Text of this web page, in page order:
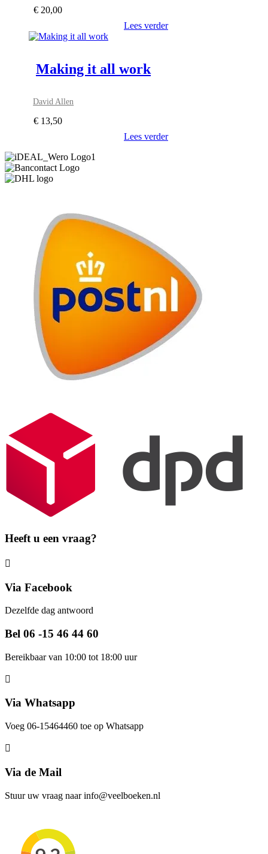
€ 20,00
Lees verder
Making it all work
David Allen
€ 13,50
Lees verder
Heeft u een vraag?
Via Facebook
Dezelfde dag antwoord
Bel 06 -15 46 44 60
Bereikbaar van 10:00 tot 18:00 uur
Via Whatsapp
Voeg 06-15464460 toe op Whatsapp
Via de Mail
Stuur uw vraag naar info@veelboeken.nl